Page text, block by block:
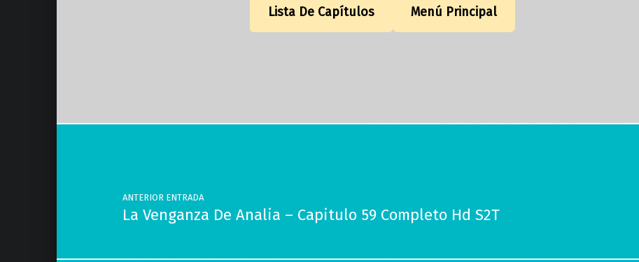
Lista De Capítulos Menú Principal
Navegación de entradas
ANTERIOR ENTRADA
La Venganza De Analia – Capitulo 59 Completo Hd S2T